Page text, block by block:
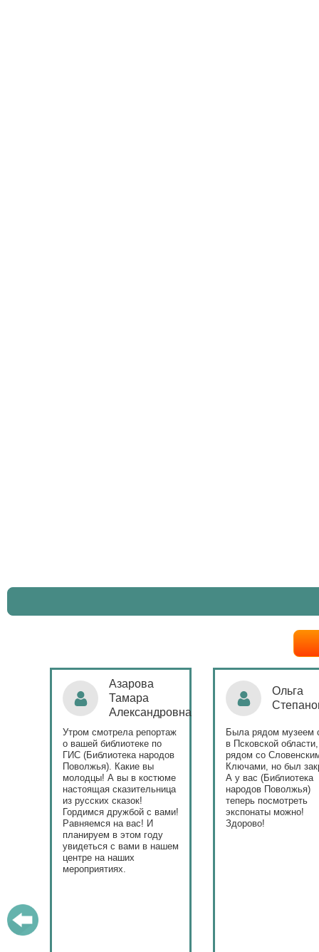
Ольга
Степанова
Была рядом музеем сето
в Псковской области,
рядом со Словенскими
Ключами, но был закрыт.
А у вас (Библиотека
народов Поволжья)
теперь посмотреть
экспонаты можно!
Здорово!
Наталья
Поздравляю
народов Поволжья с
уникальным стартом
тематического года!
и остальные
приносят людям